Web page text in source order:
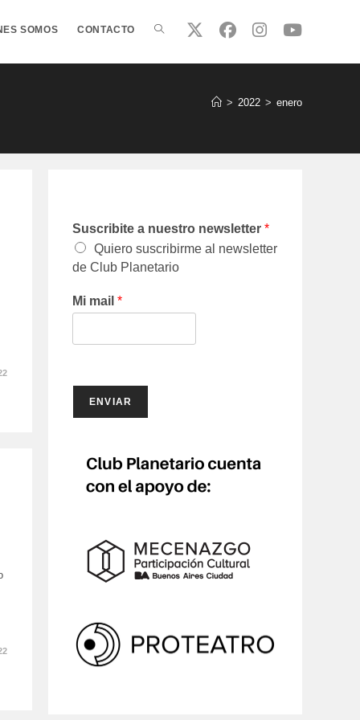
SOMOS CONTACTO ALTERNAR
WEB
> 2022 > enero
Suscribite a nuestro newsletter *
Quiero suscribirme al newsletter
de Club Planetario
Mi mail *
ENVIAR